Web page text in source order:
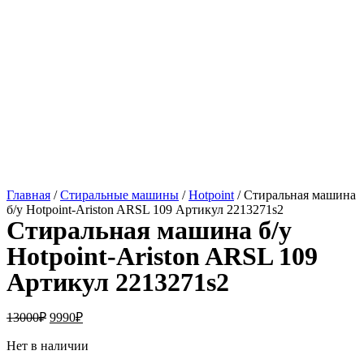
Главная /Стиральные машины /Hotpoint / Стиральная машина
б/у Hotpoint-Ariston ARSL 109 Артикул 2213271s2
Стиральная машина б/у
Hotpoint-Ariston ARSL 109
Артикул 2213271s2
13000₽ 9990₽
Нет в наличии